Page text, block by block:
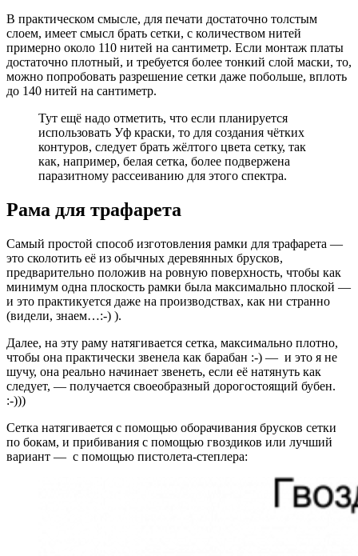
В практическом смысле, для печати достаточно толстым
слоем, имеет смысл брать сетки, с количеством нитей
примерно около 110 нитей на сантиметр. Если монтаж платы
достаточно плотный, и требуется более тонкий слой маски, то,
можно попробовать разрешение сетки даже побольше, вплоть
до 140 нитей на сантиметр.
Тут ещё надо отметить, что если планируется
использовать Уф краски, то для создания чётких
контуров, следует брать жёлтого цвета сетку, так
как, например, белая сетка, более подвержена
паразитному рассеиванию для этого спектра.
Рама для трафарета
Самый простой способ изготовления рамки для трафарета —
это сколотить её из обычных деревянных брусков,
предварительно положив на ровную поверхность, чтобы как
минимум одна плоскость рамки была максимально плоской —
и это практикуется даже на производствах, как ни странно
(видели, знаем…:-) ).
Далее, на эту раму натягивается сетка, максимально плотно,
чтобы она практически звенела как барабан :-) — и это я не
шучу, она реально начинает звенеть, если её натянуть как
следует, — получается своеобразный дорогостоящий бубен.
:-)))
Сетка натягивается с помощью оборачивания брусков сетки
по бокам, и прибивания с помощью гвоздиков или лучший
вариант — с помощью пистолета-степлера: